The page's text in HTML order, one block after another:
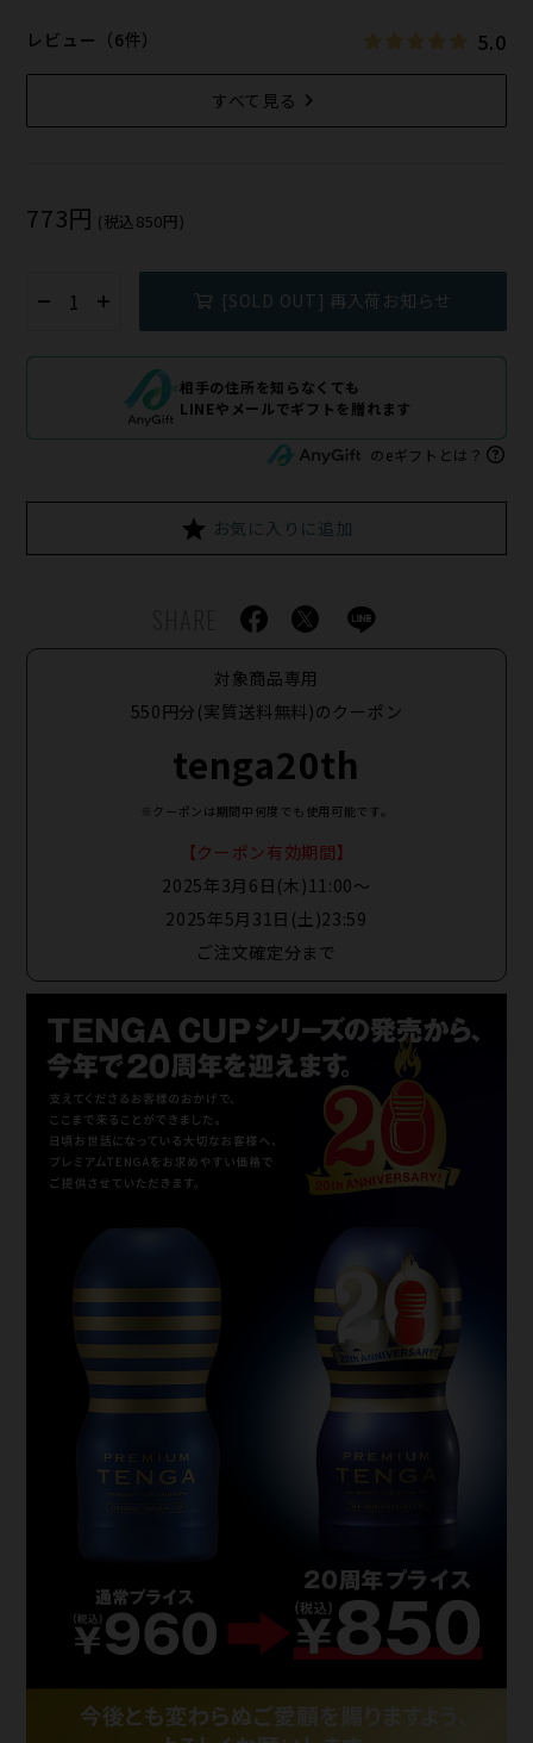
レビュー（6件） 5.0
すべて見る
773円 (税込850円)
[SOLD OUT] 再入荷お知らせ
相手の住所を知らなくても
LINEやメールでギフトを贈れます
のeギフトとは？
お気に入りに追加
対象商品専用
550円分(実質送料無料)のクーポン
tenga20th
※クーポンは期間中何度でも使用可能です。
【クーポン有効期間】
2025年3月6日(木)11:00〜
2025年5月31日(土)23:59
ご注文確定分まで